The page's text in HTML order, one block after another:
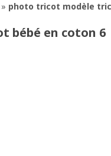
» photo tricot modèle
bébé en coton 6